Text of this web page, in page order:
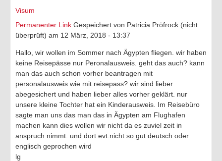
Visum
Permanenter Link Gespeichert von Patricia Pröfrock (nicht
überprüft) am 12 März, 2018 - 13:37
Hallo, wir wollen im Sommer nach Ägypten fliegen. wir haben
keine Reisepässe nur Peronalausweis. geht das auch? kann
man das auch schon vorher beantragen mit
personalausweis wie mit reisepass? wir sind lieber
abegesichert und haben lieber alles vorher geklärt. nur
unsere kleine Tochter hat ein Kinderausweis. Im Reisebüro
sagte man uns das man das in Ägypten am Flughafen
machen kann dies wollen wir nicht da es zuviel zeit in
anspruch nimmt. und dort evt.nicht so gut deutsch oder
englisch geprochen wird
lg